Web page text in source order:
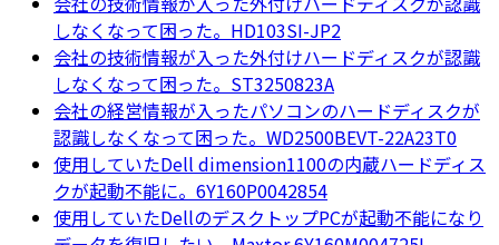
しなくなって困った。HD103SI-JP2
会社の技術情報が入った外付けハードディスクが認識
しなくなって困った。ST3250823A
会社の経営情報が入ったパソコンのハードディスクが
認識しなくなって困った。WD2500BEVT-22A23T0
使用していたDell dimension1100の内蔵ハードディス
クが起動不能に。6Y160P0042854
使用していたDellのデスクトップPCが起動不能になり